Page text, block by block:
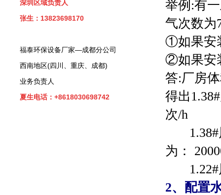
深圳区域负责人
张生：13823698170
福泰环保设备厂家—成都分公司
西南地区(四川、重庆、成都)
业务负责人
夏生电话：+8618030698742
举例:有
气次数为
①如果安
②如果安
答:厂房
得出
次
1.38#
为：
1.22#
2、配置